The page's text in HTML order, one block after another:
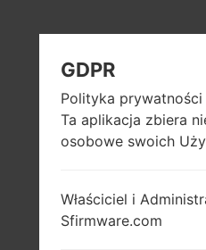
GDPR
Polityka
Ta aplikacja zbiera
osobowe swoich
Właściciel i
Sfirmware.com